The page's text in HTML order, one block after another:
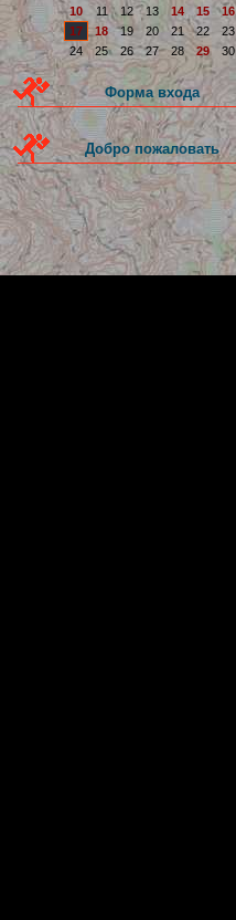
10
11 12 13 14 15
16
17
18 19 20 21 22
23
24
25 26 27 28 29 30
Форма входа
Добро пожаловать